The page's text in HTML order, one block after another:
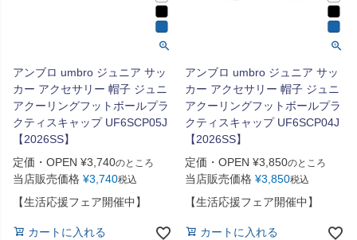
アンブロ umbro ジュニア サッ
カー アクセサリー 帽子 ジュニ
アクーリングフットボールプラ
クティスキャップ UF6SCP05J
【2026SS】
定価・OPEN ¥3,740のところ
当店販売価格 ¥3,740税込
【生活応援フェア開催中】
カートに入れる
アンブロ umbro ジュニア サッ
カー アクセサリー 帽子 ジュニ
アクーリングフットボールプラ
クティスキャップ UF6SCP04J
【2026SS】
定価・OPEN ¥3,850のところ
当店販売価格 ¥3,850税込
【生活応援フェア開催中】
カートに入れる